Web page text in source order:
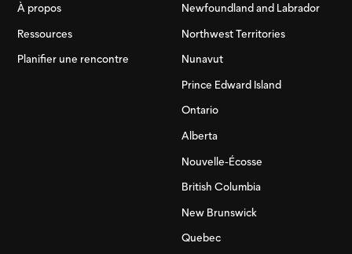
À propos
Ressources
Planifier une rencontre
Newfoundland and Labrador
Northwest Territories
Nunavut
Prince Edward Island
Ontario
Alberta
Nouvelle-Écosse
British Columbia
New Brunswick
Quebec